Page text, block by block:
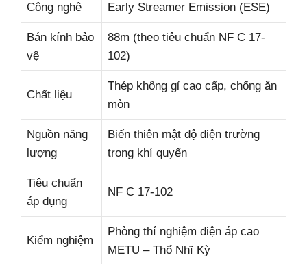
Công nghệ Early Streamer Emission (ESE)
Bán kính bảo
vệ
88m (theo tiêu chuẩn NF C 17-
102)
Chất liệu
Thép không gỉ cao cấp, chống ăn
mòn
Nguồn năng
lượng
Biến thiên mật độ điện trường
trong khí quyển
Tiêu chuẩn
áp dụng
NF C 17-102
Kiểm nghiệm
Phòng thí nghiệm điện áp cao
METU – Thổ Nhĩ Kỳ